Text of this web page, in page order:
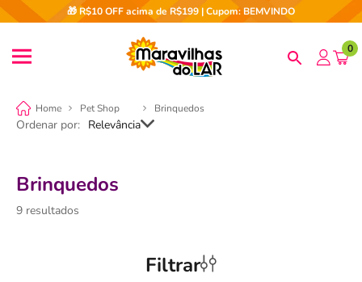
🎁 R$10 OFF acima de R$199 | Cupom: BEMVINDO
0
Pet Shop Brinquedos
Ordenar por Relevância
Brinquedos
9
Filtrar